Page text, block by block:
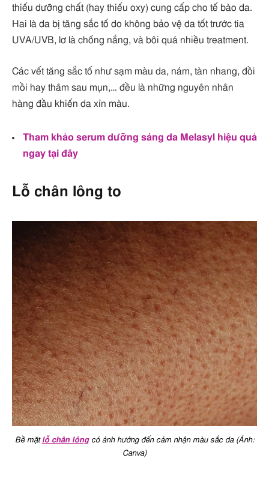
thiếu dưỡng chất (hay thiếu oxy) cung cấp cho tế bào da.
Hai là da bị tăng sắc tố do không bảo vệ da tốt trước tia
UVA/UVB, lơ là chống nắng, và bôi quá nhiều treatment.
Các vết tăng sắc tố như sạm màu da, nám, tàn nhang, đồi
mồi hay thâm sau mụn,… đều là những nguyên nhân
hàng đầu khiến da xỉn màu.
Tham khảo serum dưỡng sáng da Melasyl hiệu quả
ngay tại đây
Lỗ chân lông to
Bề mặt lỗ chân lôngcó ảnh hưởng đến cảm nhận màu sắc da (Ảnh:
Canva)